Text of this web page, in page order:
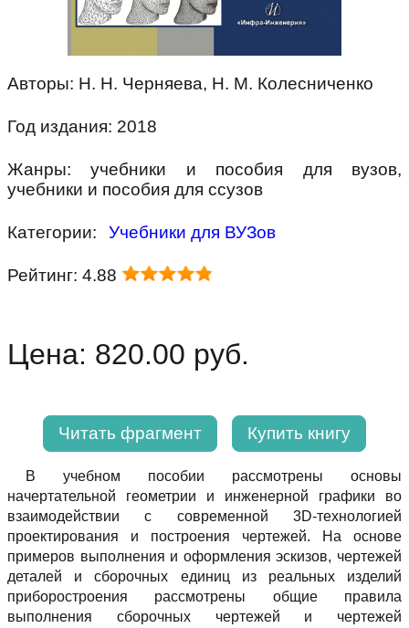
Авторы: Н. Н. Черняева, Н. М. Колесниченко
Год издания: 2018
Жанры: учебники и пособия для вузов,
учебники и пособия для ссузов
Категории: Учебники для ВУЗов
Рейтинг: 4.88
Цена: 820.00 руб.
Читать фрагмент Купить книгу
B учебном пособии рассмотрены основы
начертательной геометрии и инженерной графики во
взаимодействии с современной 3D-технологией
проектирования и построения чертежей. На основе
примеров выполнения и оформления эскизов, чертежей
деталей и сборочных единиц из реальных изделий
приборостроения рассмотрены общие правила
выполнения сборочных чертежей и чертежей